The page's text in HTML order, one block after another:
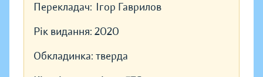
Перекладач: Ігор Гаврилов
Рік видання: 2020
Обкладинка: тверда